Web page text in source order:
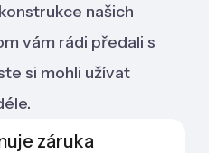
našich
vám rádi předali s
si mohli užívat
záruka